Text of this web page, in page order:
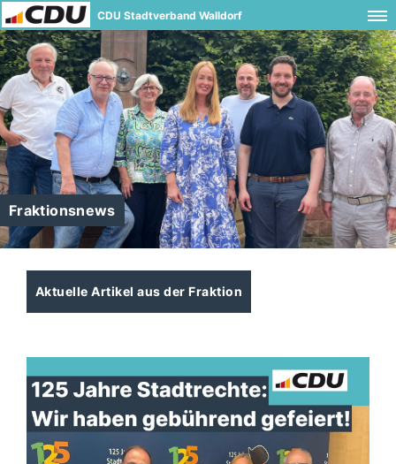
CDU Stadtverband Walldorf
Fraktionsnews
Aktuelle Artikel aus der Fraktion